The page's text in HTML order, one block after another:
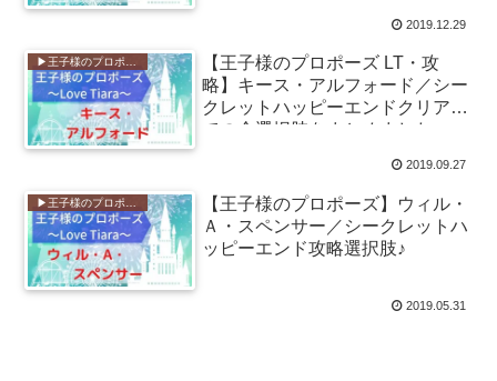
2019.12.29
▶︎王子様のプロポーズ Love Tiara
【王子様のプロポーズ LT・攻
略】キース・アルフォード／シー
クレットハッピーエンドクリアま
での全選択肢をまとめました♪
2019.09.27
【王子様のプロポーズ】ウィル・
Ａ・スペンサー／シークレットハ
ッピーエンド攻略選択肢♪
2019.05.31